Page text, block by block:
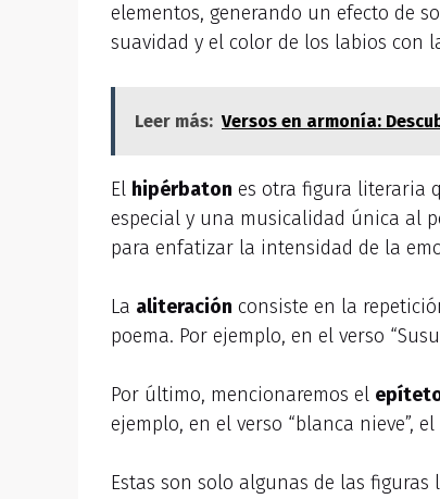
elementos, generando un efecto de
suavidad y el color de los labios con
Leer más: Versos en armonía:
El hipérbaton es otra figura literaria
especial y una musicalidad única al
para enfatizar la intensidad de la
La aliteración consiste en la
poema. Por ejemplo, en el verso
Por último, mencionaremos el
ejemplo, en el verso “blanca nieve”,
Estas son solo algunas de las